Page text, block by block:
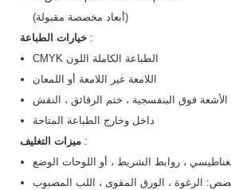
(أبعاد مخصصة مقبولة)
:
CMYK الطباعة الكاملة اللون
اللامعة غير اللامعة أو اللمعان
داخل وخارج الطباعة المتاحة
:
، روابط الشريط ، أو اللوحات الوضع
الرغوة ، الورق المقوى ، اللب المصبوب